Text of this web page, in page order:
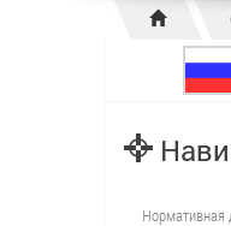
Нормативная